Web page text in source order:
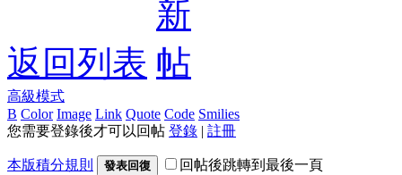
返回列表
高級模式
B Color Image Link Quote Code Smilies
您需要登錄後才可以回帖 登錄 | 註冊
本版積分規則 發表回復 回帖後跳轉到最後一頁